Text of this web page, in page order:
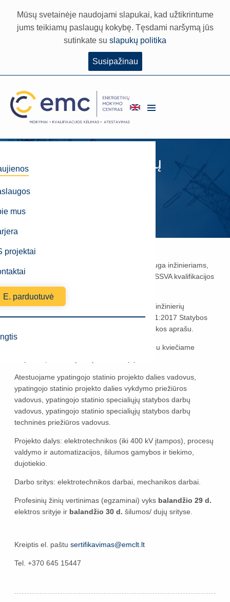
Mūsų svetainėje naudojami slapukai, kad užtikrintume
jums teikiamų paslaugų kokybę. Tęsdami naršymą jūs
sutinkate su slapukų politika
Susipažinau
mus
projektai
E. parduotuvė
Statybos specialistų
atestavimas
Paskelbimo data
Statybos specialistų atestavimas - tai paslauga inžinieriams,
siekiantiems gauti naują ar papildyti turimą SSVA kvalifikacijos
atestatą.
Esame įgaliota organizacija tikrinti statybos inžinierių
profesines žinias vadovaujantis STR 1.02.01:2017 Statybos
dalyvių atestavimo ir teisės pripažinimo tvarkos aprašu.
nuotoliniu būdu kviečiame
Atestuojame ypatingojo statinio projekto dalies vadovus,
ypatingojo statinio projekto dalies vykdymo priežiūros
vadovus, ypatingojo statinio specialiųjų statybos darbų
vadovus, ypatingojo statinio specialiųjų statybos darbų
techninės priežiūros vadovus.
Projekto dalys: elektrotechnikos (iki 400 kV įtampos), procesų
valdymo ir automatizacijos, šilumos gamybos ir tiekimo,
dujotiekio.
Darbo sritys: elektrotechnikos darbai, mechanikos darbai.
Profesinių žinių vertinimas (egzaminai) vyks balandžio 29 d.
elektros srityje ir balandžio 30 d. šilumos/ dujų srityse.
Kreiptis el. paštu sertifikavimas@emclt.lt
Tel. +370 645 15447